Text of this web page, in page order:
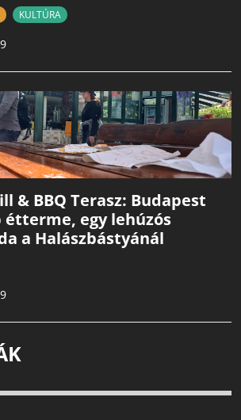
KULTÚRA
& BBQ Terasz: Budapest
étterme, egy lehúzós
a Halászbástyánál